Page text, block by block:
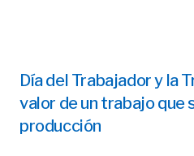
Día del Trabajador y la
valor de un trabajo que
producción